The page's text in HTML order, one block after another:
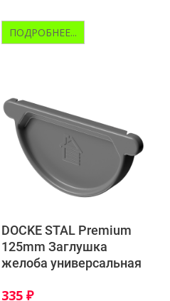
ПОДРОБНЕЕ...
DOCKE STAL Premium
125mm Заглушка
желоба универсальная
335 ₽